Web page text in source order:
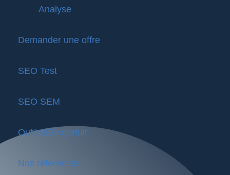
Analyse
Demander une offre
SEO Test
SEO SEM
Outil SEO gratuit
Nos références